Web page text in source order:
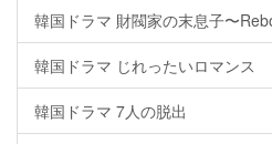
韓国ドラマ 財閥家の末息子〜
韓国ドラマ じれったいロマンス
韓国ドラマ 7人の脱出